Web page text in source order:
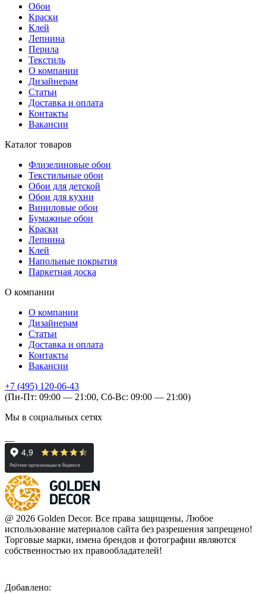
Обои
Краски
Клей
Лепнина
Перила
Текстиль
О компании
Дизайнерам
Статьи
Доставка и оплата
Контакты
Вакансии
Каталог товаров
Флизелиновые обои
Текстильные обои
Обои для детской
Обои для кухни
Виниловые обои
Бумажные обои
Краски
Лепнина
Клей
Напольные покрытия
Паркетная доска
О компании
О компании
Дизайнерам
Статьи
Доставка и оплата
Контакты
Вакансии
+7 (495) 120-06-43
(Пн-Пт: 09:00 — 21:00, Сб-Вс: 09:00 — 21:00)
Мы в социальных сетях
@ 2026 Golden Decor. Все права защищены, Любое
использование материалов сайта без разрешения запрещено!
Торговые марки, имена брендов и фотографии являются
собственностью их правообладателей!
Добавлено: